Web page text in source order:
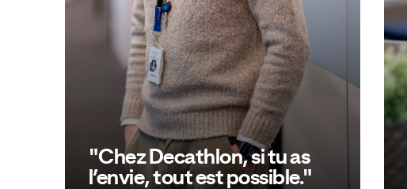
"Chez Decathlon, si tu as
l’envie, tout est possible."